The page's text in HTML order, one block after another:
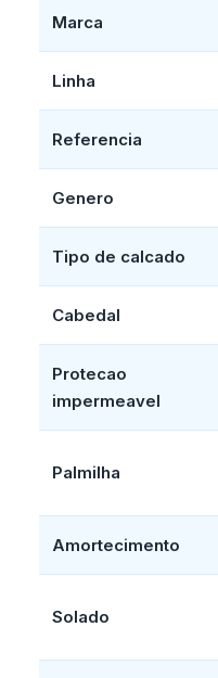
Marca
Linha
Referencia
Genero
Tipo de calcado
Cabedal
Protecao
impermeavel
Palmilha
Amortecimento
Solado